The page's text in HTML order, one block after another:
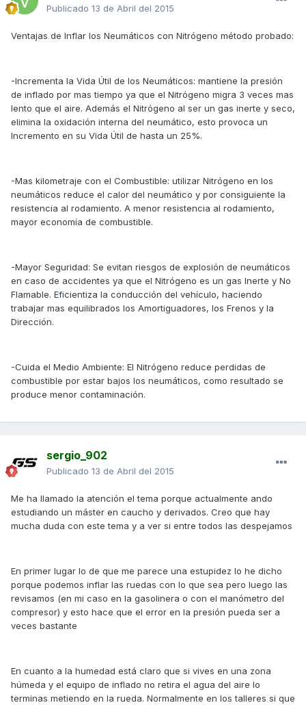
Publicado 13 de Abril del 2015
Ventajas de Inflar los Neumáticos con Nitrógeno método probado:
-Incrementa la Vida Útil de los Neumáticos: mantiene la presión
de inflado por mas tiempo ya que el Nitrógeno migra 3 veces mas
lento que el aire. Además el Nitrógeno al ser un gas inerte y seco,
elimina la oxidación interna del neumático, esto provoca un
Incremento en su Vida Útil de hasta un 25%.
-Mas kilometraje con el Combustible: utilizar Nitrógeno en los
neumáticos reduce el calor del neumático y por consiguiente la
resistencia al rodamiento. A menor resistencia al rodamiento,
mayor economía de combustible.
-Mayor Seguridad: Se evitan riesgos de explosión de neumáticos
en caso de accidentes ya que el Nitrógeno es un gas Inerte y No
Flamable. Eficientiza la conducción del vehículo, haciendo
trabajar mas equilibrados los Amortiguadores, los Frenos y la
Dirección.
-Cuida el Medio Ambiente: El Nitrógeno reduce perdidas de
combustible por estar bajos los neumáticos, como resultado se
produce menor contaminación.
sergio_902
Publicado 13 de Abril del 2015
Me ha llamado la atención el tema porque actualmente ando
estudiando un máster en caucho y derivados. Creo que hay
mucha duda con este tema y a ver si entre todos las despejamos
En primer lugar lo de que me parece una estupidez lo he dicho
porque podemos inflar las ruedas con lo que sea pero luego las
revisamos (en mi caso en la gasolinera o con el manómetro del
compresor) y esto hace que el error en la presión pueda ser a
veces bastante
En cuanto a la humedad está claro que si vives en una zona
húmeda y el equipo de inflado no retira el agua del aire lo
terminas metiendo en la rueda. Normalmente en los talleres si que